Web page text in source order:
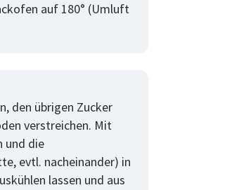
auf 180° (Umluft
den übrigen Zucker
verstreichen. Mit
und die
evtl. nacheinander) in
lassen und aus